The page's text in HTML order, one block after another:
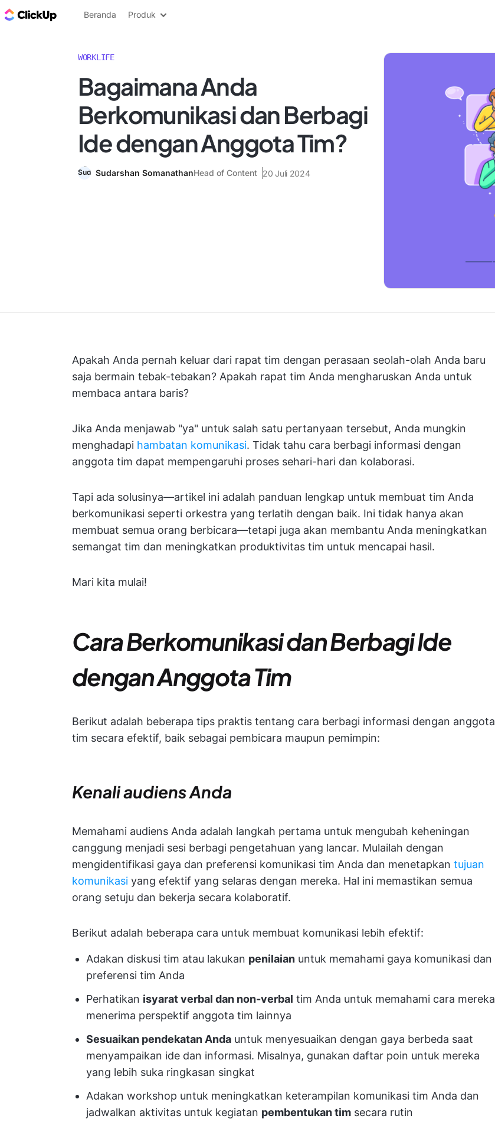
Blog ClickUp
Beranda Produk
WORKLIFE
Bagaimana Anda
Berkomunikasi dan Berbagi
Ide dengan Anggota Tim?
Sudarshan SomanathanHead of Content 20 Juli 2024
Apakah Anda pernah keluar dari rapat tim dengan perasaan seolah-olah Anda baru
saja bermain tebak-tebakan? Apakah rapat tim Anda mengharuskan Anda untuk
membaca antara baris?
Jika Anda menjawab "ya" untuk salah satu pertanyaan tersebut, Anda mungkin
menghadapi hambatan komunikasi. Tidak tahu cara berbagi informasi dengan
anggota tim dapat mempengaruhi proses sehari-hari dan kolaborasi.
Tapi ada solusinya—artikel ini adalah panduan lengkap untuk membuat tim Anda
berkomunikasi seperti orkestra yang terlatih dengan baik. Ini tidak hanya akan
membuat semua orang berbicara—tetapi juga akan membantu Anda meningkatkan
semangat tim dan meningkatkan produktivitas tim untuk mencapai hasil.
Mari kita mulai!
Cara Berkomunikasi dan Berbagi Ide
dengan Anggota Tim
Berikut adalah beberapa tips praktis tentang cara berbagi informasi dengan anggota
tim secara efektif, baik sebagai pembicara maupun pemimpin:
Kenali audiens Anda
Memahami audiens Anda adalah langkah pertama untuk mengubah keheningan
canggung menjadi sesi berbagi pengetahuan yang lancar. Mulailah dengan
mengidentifikasi gaya dan preferensi komunikasi tim Anda dan menetapkan tujuan
komunikasi yang efektif yang selaras dengan mereka. Hal ini memastikan semua
orang setuju dan bekerja secara kolaboratif.
Berikut adalah beberapa cara untuk membuat komunikasi lebih efektif:
Adakan diskusi tim atau lakukan penilaian untuk memahami gaya komunikasi dan
preferensi tim Anda
Perhatikan isyarat verbal dan non-verbal tim Anda untuk memahami cara mereka
menerima perspektif anggota tim lainnya
Sesuaikan pendekatan Anda untuk menyesuaikan dengan gaya berbeda saat
menyampaikan ide dan informasi. Misalnya, gunakan daftar poin untuk mereka
yang lebih suka ringkasan singkat
Adakan workshop untuk meningkatkan keterampilan komunikasi tim Anda dan
jadwalkan aktivitas untuk kegiatan pembentukan tim secara rutin